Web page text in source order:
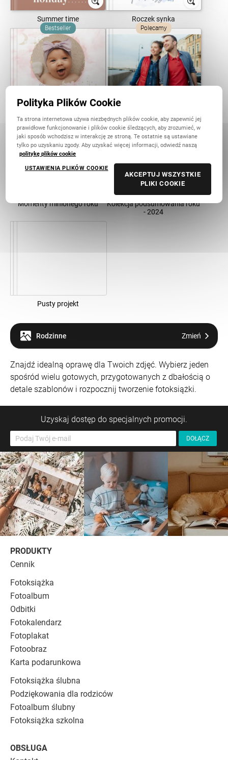
Summer time Roczek synka
Bestseller Polecamy
Bestseller
Momenty minionego roku
Polecamy
Kolekcja podsumowania roku
- 2024
Pusty projekt
Rodzinne Zmień
Znajdź idealną oprawę dla Twoich zdjęć. Wybierz jeden
spośród wielu gotowych, przygotowanych z dbałością o
detale szablonów i rozpocznij tworzenie fotoksiążki.
Uzyskaj dostęp do specjalnych promocji.
PRODUKTY
Cennik
Fotoksiążka
Fotoalbum
Odbitki
Fotokalendarz
Fotoplakat
Fotoobraz
Karta podarunkowa
Fotoksiążka ślubna
Podziękowania dla rodziców
Fotoalbum ślubny
Fotoksiążka szkolna
OBSŁUGA
Polityka Plików Cookie
Ta strona internetowa używa niezbędnych plików cookie, aby zapewnić jej
prawidłowe funkcjonowanie i plików cookie śledzących, aby zrozumieć, w
jaki sposób wchodzisz w interakcję ze stroną. Te ostatnie są ustawiane
tylko po uzyskaniu zgody. Aby uzyskać więcej informacji, odwiedź naszą
politykę plików cookie
USTAWIENIA PLIKÓW COOKIE
AKCEPTUJ WSZYSTKIE
PLIKI COOKIE